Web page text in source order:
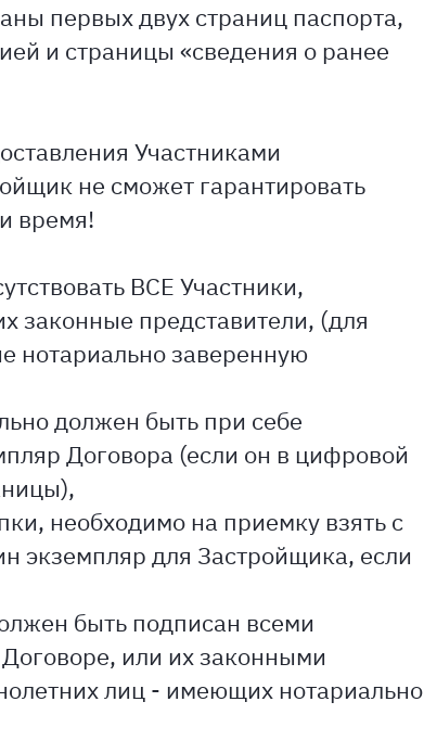
первых двух страниц паспорта,
и страницы «сведения о ранее
Участниками
не сможет гарантировать
время!
ВСЕ Участники,
законные представители, (для
нотариально заверенную
должен быть при себе
Договора (если он в цифровой
необходимо на приемку взять с
экземпляр для Застройщика, если
быть подписан всеми
или их законными
лиц - имеющих нотариально